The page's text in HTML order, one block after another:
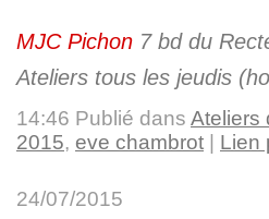
MJC Pichon 7 bd du
Ateliers tous les jeudis
14:46 Publié dans Ateliers
2015, eve chambrot Lien
24/07/2015